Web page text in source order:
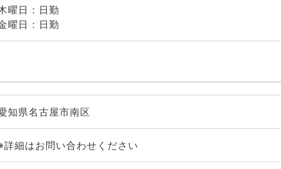
曜日 : 日勤
曜日 : 日勤
知県名古屋市南区
詳細はお問い合わせください